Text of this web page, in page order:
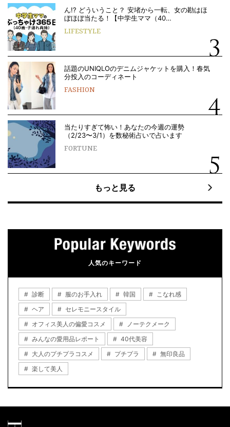
ん!? どういうこと？ 安堵から一転、女の勘はほ
ぼほぼ当たる！【中学生ママ（40…
LIFESTYLE
話題のUNIQLOのデニムジャケットを購入！春気
分投入のコーディネート
FASHION
当たりすぎて怖い！あなたの今週の運勢
（2/23〜3/1）を数秘術占いで占います
FORTUNE
もっと見る
人気のキーワード
診断 服のお手入れ 韓国
こなれ感
ヘア
セレモニースタイル
オフィス美人の偏愛コスメ
ノーテクメーク
みんなの愛用品レポート
40代美容
大人のプチプラコスメ
プチプラ
無印良品
楽して美人